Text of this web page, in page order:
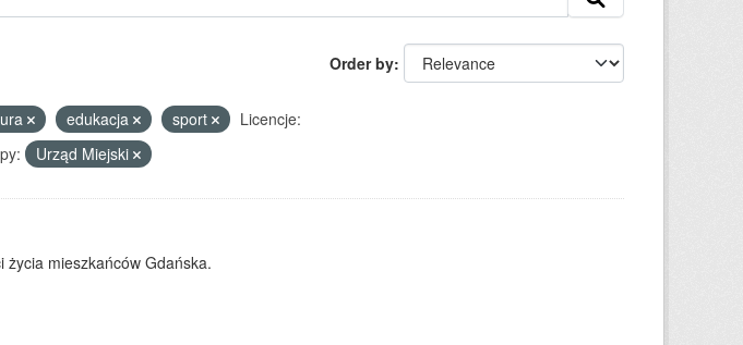
Order by
edukacja sport
Licencje:
Urząd Miejski
mieszkańców Gdańska.